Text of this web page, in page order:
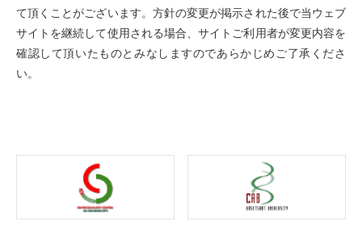
て頂くことがございます。方針の変更が掲示された後で当ウェブ
サイトを継続して使用される場合、サイトご利用者が変更内容を
確認して頂いたものとみなしますのであらかじめご了承くださ
い。